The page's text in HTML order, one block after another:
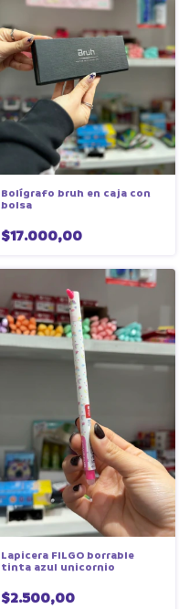
Bolígrafo bruh en caja con
bolsa
$17.000,00
Lapicera FILGO borrable
tinta azul unicornio
$2.500,00